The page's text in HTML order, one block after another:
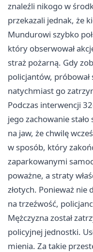
znaleźli nikogo w
przekazali jednak, że
Mundurowi szybko
który obserwował
straż pożarną. Gdy
policjantów,
natychmiast go
Podczas interwencji
jego zachowanie
na jaw, że chwilę
w sposób, który
zaparkowanymi
poważne, a straty
złotych. Ponieważ nie
na trzeźwość,
Mężczyzna został
policyjnej jednostki.
mienia. Za takie